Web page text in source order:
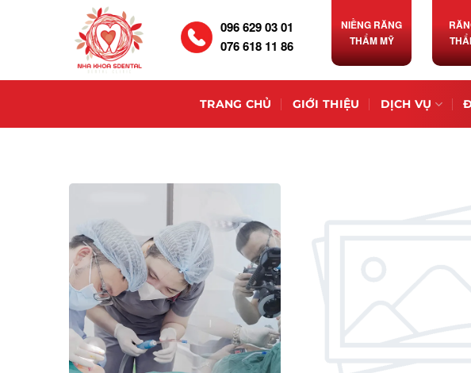
096 629 03 01
076 618 11 86
NIỀNG RĂNG
THẨM MỸ
TRANG CHỦ GIỚI THIỆU DỊCH VỤ